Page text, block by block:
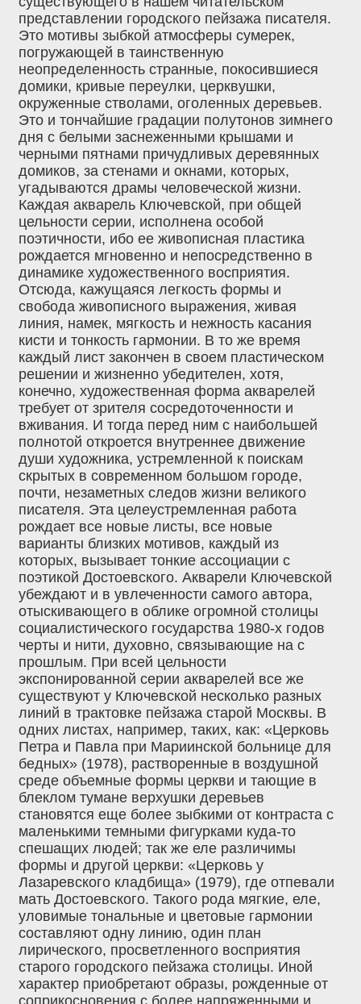
представлении городского пейзажа писателя.
Это мотивы зыбкой атмосферы сумерек,
погружающей в таинственную
неопределенность странные, покосившиеся
домики, кривые переулки, церквушки,
окруженные стволами, оголенных деревьев.
Это и тончайшие градации полутонов зимнего
дня с белыми заснеженными крышами и
черными пятнами причудливых деревянных
домиков, за стенами и окнами, которых,
угадываются драмы человеческой жизни.
Каждая акварель Ключевской, при общей
цельности серии, исполнена особой
поэтичности, ибо ее живописная пластика
рождается мгновенно и непосредственно в
динамике художественного восприятия.
Отсюда, кажущаяся легкость формы и
свобода живописного выражения, живая
линия, намек, мягкость и нежность касания
кисти и тонкость гармонии. В то же время
каждый лист закончен в своем пластическом
решении и жизненно убедителен, хотя,
конечно, художественная форма акварелей
требует от зрителя сосредоточенности и
вживания. И тогда перед ним с наибольшей
полнотой откроется внутреннее движение
души художника, устремленной к поискам
скрытых в современном большом городе,
почти, незаметных следов жизни великого
писателя. Эта целеустремленная работа
рождает все новые листы, все новые
варианты близких мотивов, каждый из
которых, вызывает тонкие ассоциации с
поэтикой Достоевского. Акварели Ключевской
убеждают и в увлеченности самого автора,
отыскивающего в облике огромной столицы
социалистического государства 1980-х годов
черты и нити, духовно, связывающие на с
прошлым. При всей цельности
экспонированной серии акварелей все же
существуют у Ключевской несколько разных
линий в трактовке пейзажа старой Москвы. В
одних листах, например, таких, как: «Церковь
Петра и Павла при Мариинской больнице для
бедных» (1978), растворенные в воздушной
среде объемные формы церкви и тающие в
блеклом тумане верхушки деревьев
становятся еще более зыбкими от контраста с
маленькими темными фигурками куда-то
спешащих людей; так же еле различимы
формы и другой церкви: «Церковь у
Лазаревского кладбища» (1979), где отпевали
мать Достоевского. Такого рода мягкие, еле,
уловимые тональные и цветовые гармонии
составляют одну линию, один план
лирического, просветленного восприятия
старого городского пейзажа столицы. Иной
характер приобретают образы, рожденные от
соприкосновения с более напряженными и